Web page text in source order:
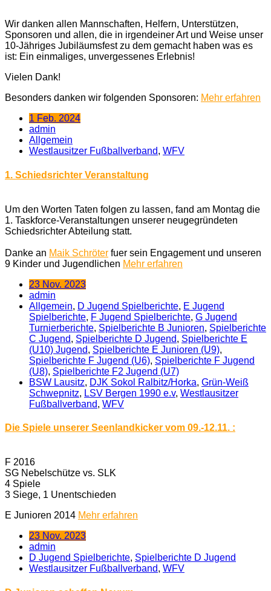
Wir danken allen Mannschaften, Helfern, Unterstützen,
Sponsoren und allen, die in irgendeiner Art und Weise unser
10-Jähriges Jubiläumsfest zu dem gemacht haben was es
ist: Ein einmaliges, unvergessenes Erlebnis!
Vielen Dank!
Besonders danken wir folgenden Sponsoren: Mehr erfahren
1 Feb. 2024
admin
Allgemein
Westlausitzer Fußballverband, WFV
1. Schiedsrichter Veranstaltung
Um den Worten Taten folgen zu lassen, fand am Montag die
1. Taskforce-Veranstaltungen unserer neugegründeten
Schiedsrichter Abteilung statt.
Danke an Maik Schröter fuer sein Engagement und unseren
9 Kinder und Jugendlichen Mehr erfahren
23 Nov. 2023
admin
Allgemein, D Jugend Spielberichte, E Jugend
Spielberichte, F Jugend Spielberichte, G Jugend
Turnierberichte, Spielberichte B Junioren, Spielberichte
C Jugend, Spielberichte D Jugend, Spielberichte E
(U10) Jugend, Spielberichte E Junioren (U9),
Spielberichte F Jugend (U6), Spielberichte F Jugend
(U8), Spielberichte F2 Jugend (U7)
BSW Lausitz, DJK Sokol Ralbitz/​Horka, Grün-Weiß
Schwepnitz, LSV Bergen 1990 e.v, Westlausitzer
Fußballverband, WFV
Die Spiele unserer Seenlandkicker vom 09.-12.11. :
F 2016
SG Nebelschütze vs. SLK
4 Spiele
3 Siege, 1 Unentschieden
E Junioren 2014 Mehr erfahren
23 Nov. 2023
admin
D Jugend Spielberichte, Spielberichte D Jugend
Westlausitzer Fußballverband, WFV